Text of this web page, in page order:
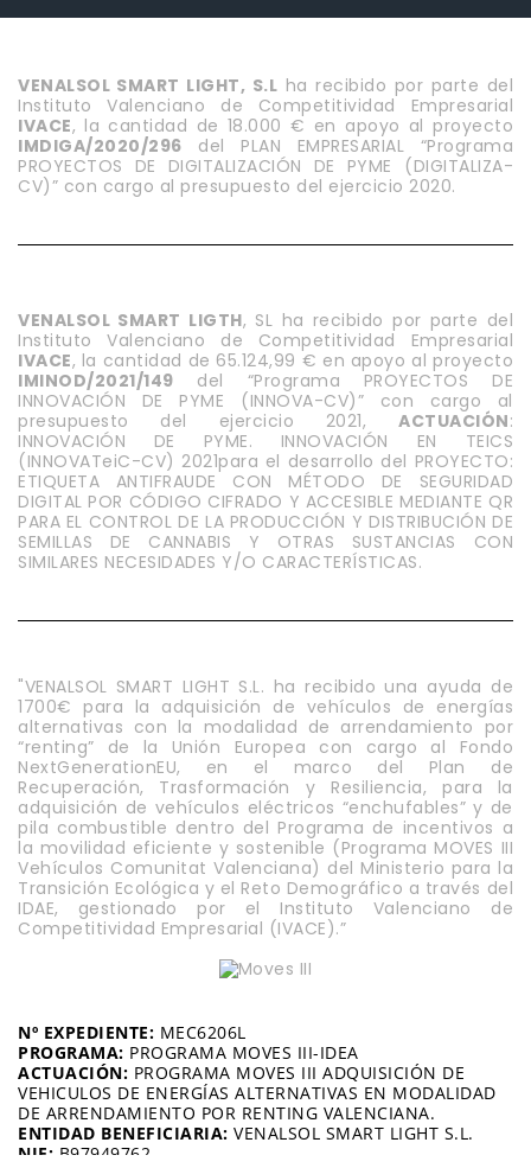
VENALSOL SMART LIGHT, S.L ha recibido por parte del
Instituto Valenciano de Competitividad Empresarial
IVACE, la cantidad de 18.000 € en apoyo al proyecto
IMDIGA/2020/296 del PLAN EMPRESARIAL “Programa
PROYECTOS DE DIGITALIZACIÓN DE PYME (DIGITALIZA-
CV)” con cargo al presupuesto del ejercicio 2020.
VENALSOL SMART LIGTH, SL ha recibido por parte del
Instituto Valenciano de Competitividad Empresarial
IVACE, la cantidad de 65.124,99 € en apoyo al proyecto
IMINOD/2021/149 del “Programa PROYECTOS DE
INNOVACIÓN DE PYME (INNOVA-CV)” con cargo al
presupuesto del ejercicio 2021, ACTUACIÓN:
INNOVACIÓN DE PYME. INNOVACIÓN EN TEICS
(INNOVATeiC-CV) 2021para el desarrollo del PROYECTO:
ETIQUETA ANTIFRAUDE CON MÉTODO DE SEGURIDAD
DIGITAL POR CÓDIGO CIFRADO Y ACCESIBLE MEDIANTE QR
PARA EL CONTROL DE LA PRODUCCIÓN Y DISTRIBUCIÓN DE
SEMILLAS DE CANNABIS Y OTRAS SUSTANCIAS CON
SIMILARES NECESIDADES Y/O CARACTERÍSTICAS.
"VENALSOL SMART LIGHT S.L. ha recibido una ayuda de
1700€ para la adquisición de vehículos de energías
alternativas con la modalidad de arrendamiento por
“renting” de la Unión Europea con cargo al Fondo
NextGenerationEU, en el marco del Plan de
Recuperación, Trasformación y Resiliencia, para la
adquisición de vehículos eléctricos “enchufables” y de
pila combustible dentro del Programa de incentivos a
la movilidad eficiente y sostenible (Programa MOVES III
Vehículos Comunitat Valenciana) del Ministerio para la
Transición Ecológica y el Reto Demográfico a través del
IDAE, gestionado por el Instituto Valenciano de
Competitividad Empresarial (IVACE).”
Nº EXPEDIENTE: MEC6206L
PROGRAMA: PROGRAMA MOVES III-IDEA
ACTUACIÓN: PROGRAMA MOVES III ADQUISICIÓN DE
VEHICULOS DE ENERGÍAS ALTERNATIVAS EN MODALIDAD
DE ARRENDAMIENTO POR RENTING VALENCIANA.
ENTIDAD BENEFICIARIA: VENALSOL SMART LIGHT S.L.
NIF: B97949762